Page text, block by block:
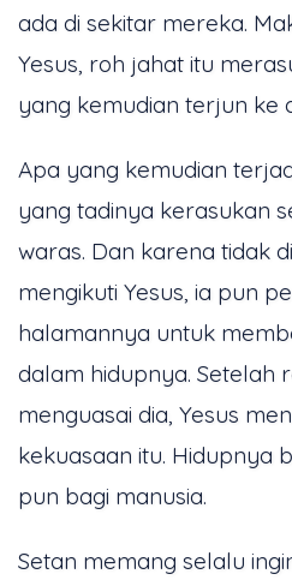
ada di sekitar mereka.
Yesus, roh jahat itu
yang kemudian terjun ke
Apa yang kemudian
yang tadinya kerasukan
waras. Dan karena tidak
mengikuti Yesus, ia pun
halamannya untuk
dalam hidupnya. Setelah
menguasai dia, Yesus
kekuasaan itu. Hidupnya
pun bagi manusia.
Setan memang selalu